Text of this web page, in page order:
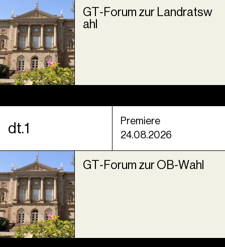
GT-Forum zur Landratsw
ahl
dt.1
Premiere
24.08.2026
GT-Forum zur OB-Wahl